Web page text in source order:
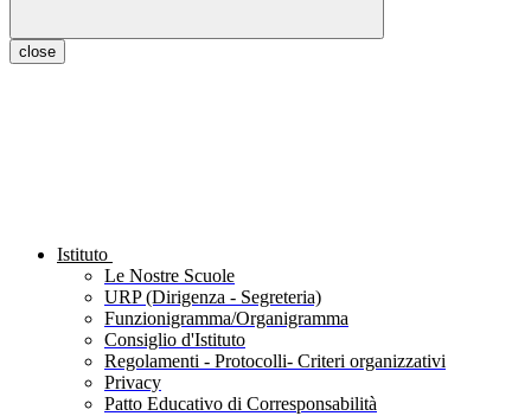
close
Istituto
Le Nostre Scuole
URP (Dirigenza - Segreteria)
Funzionigramma/Organigramma
Consiglio d'Istituto
Regolamenti - Protocolli- Criteri organizzativi
Privacy
Patto Educativo di Corresponsabilità